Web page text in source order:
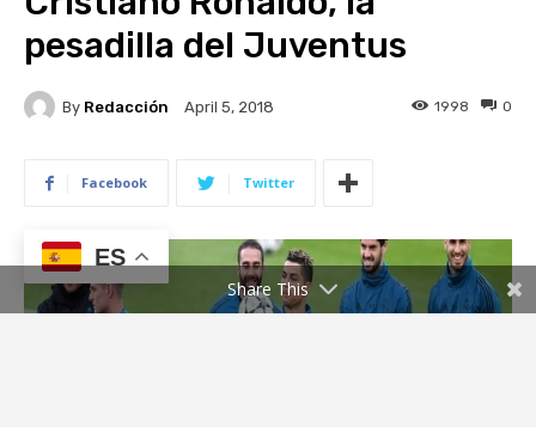
ES
Share This